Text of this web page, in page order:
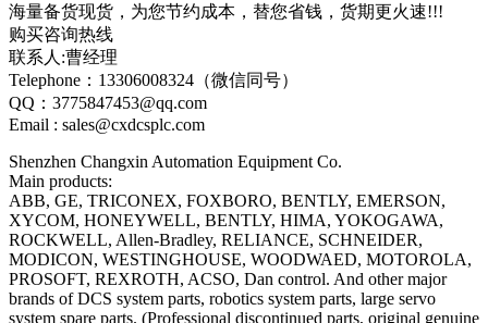
海量备货现货，为您节约成本，替您省钱，货期更火速!!!
购买咨询热线
联系人:曹经理
Telephone：13306008324（微信同号）
QQ：3775847453@qq.com
Email : sales@cxdcsplc.com
Shenzhen Changxin Automation Equipment Co.
Main products:
ABB, GE, TRICONEX, FOXBORO, BENTLY, EMERSON,
XYCOM, HONEYWELL, BENTLY, HIMA, YOKOGAWA,
ROCKWELL, Allen-Bradley, RELIANCE, SCHNEIDER,
MODICON, WESTINGHOUSE, WOODWAED, MOTOROLA,
PROSOFT, REXROTH, ACSO, Dan control. And other major
brands of DCS system parts, robotics system parts, large servo
system spare parts. (Professional discontinued parts, original genuine